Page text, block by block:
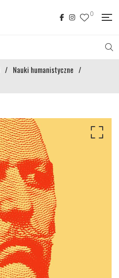
0
/ Nauki humanistyczne /